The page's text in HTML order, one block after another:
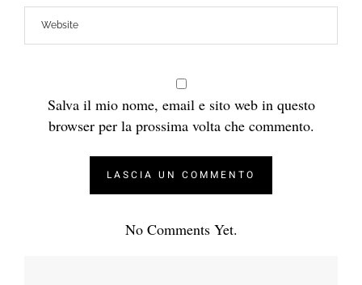
Salva il mio nome, email e sito web in questo
browser per la prossima volta che commento.
No Comments Yet.